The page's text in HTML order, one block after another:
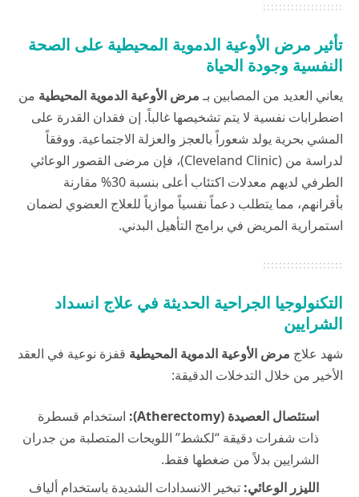
تأثير مرض الأوعية الدموية المحيطية على الصحة
النفسية وجودة الحياة
يعاني العديد من المصابين بـمرض الأوعية الدموية المحيطية من
اضطرابات نفسية لا يتم تشخيصها غالباً. إن فقدان القدرة على
المشي بحرية يولد شعوراً بالعجز والعزلة الاجتماعية. ووفقاً
لدراسة من (Cleveland Clinic)، فإن مرضى القصور الوعائي
الطرفي لديهم معدلات اكتئاب أعلى بنسبة 30% مقارنة
بأقرانهم، مما يتطلب دعماً نفسياً موازياً للعلاج العضوي لضمان
استمرارية المريض في برامج التأهيل البدني.
التكنولوجيا الجراحية الحديثة في علاج انسداد
الشرايين
شهد علاج مرض الأوعية الدموية المحيطية قفزة نوعية في العقد
الأخير من خلال التدخلات الدقيقة:
استئصال العصيدة (Atherectomy):
استخدام قسطرة
ذات شفرات دقيقة “لكشط” اللويحات المتصلبة من جدران
الشرايين بدلاً من ضغطها فقط.
الليزر الوعائي: تبخير الانسدادات الشديدة باستخدام ألياف